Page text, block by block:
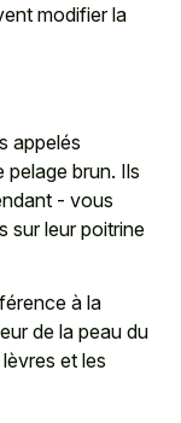
modifier la
appelés
brun. Ils
- vous
sur leur poitrine
à la
de la peau du
et les